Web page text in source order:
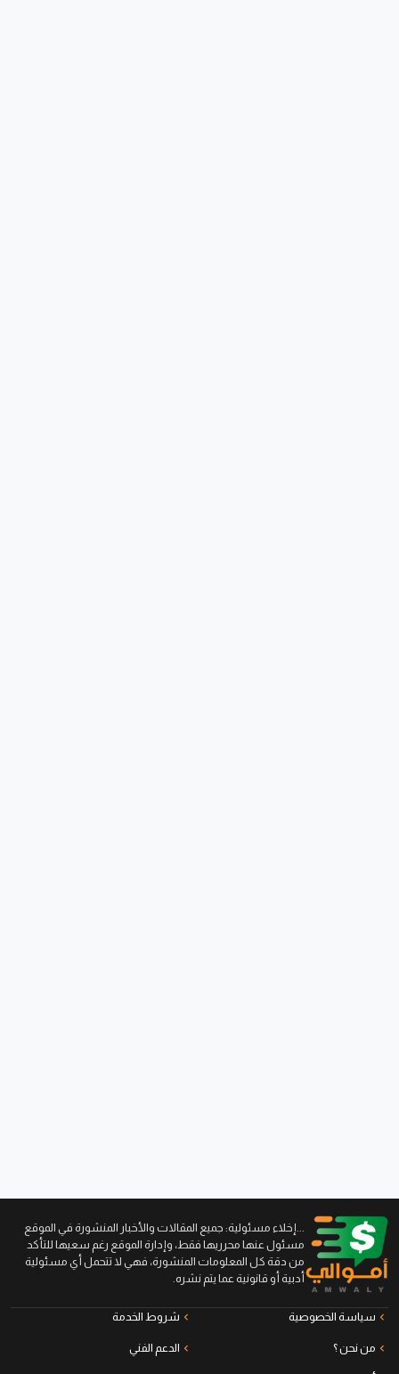
...إخلاء مسئولية: جميع المقالات والأخبار المنشورة في الموقع
مسئول عنها محرريها فقط، وإدارة الموقع رغم سعيها للتأكد
من دقة كل المعلومات المنشورة، فهي لا تتحمل أي مسئولية
أدبية أو قانونية عما يتم نشره.
سياسة الخصوصية شروط الخدمة
من نحن ؟ الدعم الفني